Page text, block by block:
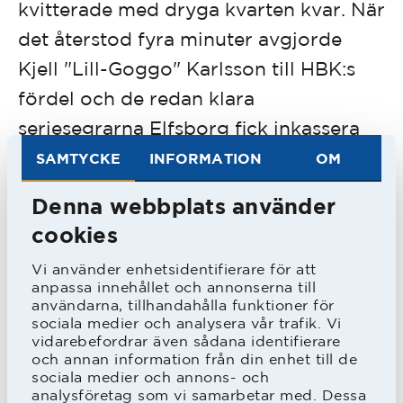
SAMTYCKE INFORMATION OM
Denna webbplats använder
cookies
Vi använder enhetsidentifierare för att
anpassa innehållet och annonserna till
användarna, tillhandahålla funktioner för
sociala medier och analysera vår trafik. Vi
vidarebefordrar även sådana identifierare
och annan information från din enhet till de
sociala medier och annons- och
analysföretag som vi samarbetar med. Dessa
kvitterade med dryga kvarten kvar. När
det återstod fyra minuter avgjorde
Kjell "Lill-Goggo" Karlsson till HBK:s
fördel och de redan klara
seriesegrarna Elfsborg fick inkassera
sin första förlust för året.
I sista hemmamatchen vann HBK mot
bottenlaget Trollhättans IF med 6-4
och i den matchen svarade Sylve
Bengtsson för inte mindre än fyra mål.
1960